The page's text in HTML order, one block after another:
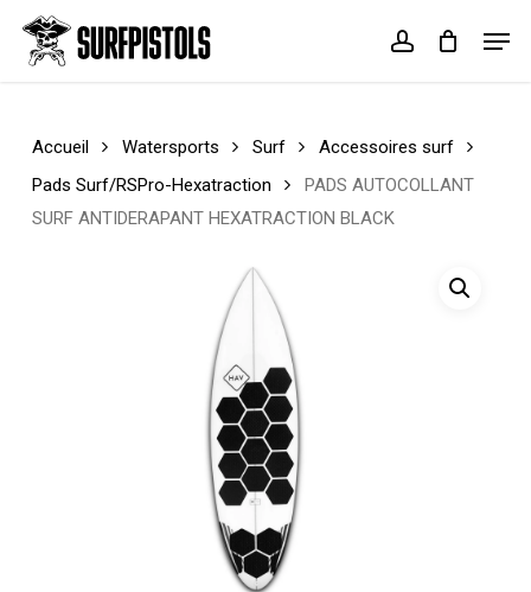
main
account
Cart Close
Accueil Watersports Surf
Accessoires surf
Pads Surf/RSPro-Hexatraction
PADS AUTOCOLLANT
SURF ANTIDERAPANT HEXATRACTION BLACK